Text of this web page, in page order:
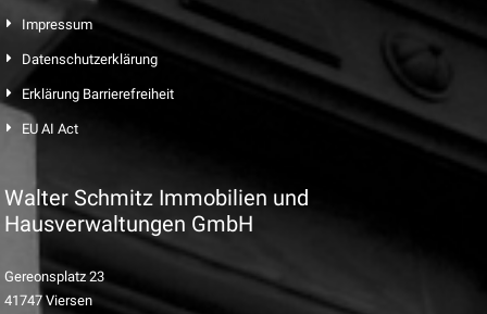
Impressum
Datenschutzerklärung
Erklärung Barrierefreiheit
EU AI Act
Walter Schmitz Immobilien und
Hausverwaltungen GmbH
Gereonsplatz 23
41747 Viersen